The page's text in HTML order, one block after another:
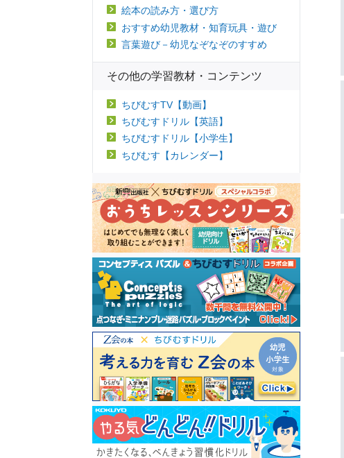
絵本の読み方・選び方
おすすめ幼児教材・知育玩具・遊び
言葉遊び－幼児なぞなぞのすすめ
その他の学習教材・コンテンツ
ちびむすTV【動画】
ちびむすドリル【英語】
ちびむすドリル【小学生】
ちびむす【カレンダー】